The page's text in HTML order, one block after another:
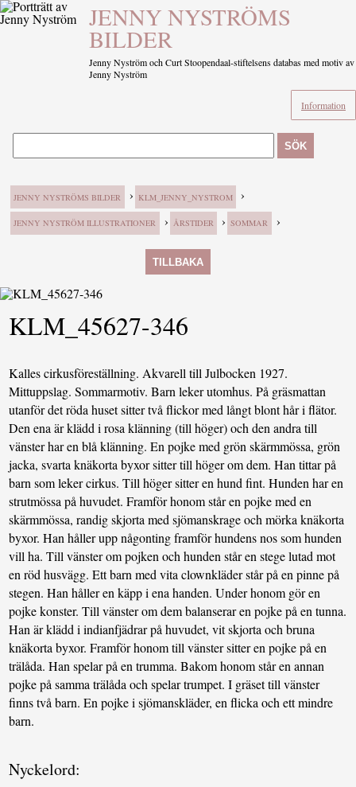
JENNY NYSTRÖMS
BILDER
Jenny Nyström och Curt Stoopendaal-stiftelsens databas med motiv av
Jenny Nyström
Information
SÖK
JENNY NYSTRÖMS BILDER › KLM_JENNY_NYSTROM ›
JENNY NYSTRÖM ILLUSTRATIONER › ÅRSTIDER › SOMMAR ›
TILLBAKA
KLM_45627-346
Kalles cirkusföreställning. Akvarell till Julbocken 1927.
Mittuppslag. Sommarmotiv. Barn leker utomhus. På gräsmattan
utanför det röda huset sitter två flickor med långt blont hår i flätor.
Den ena är klädd i rosa klänning (till höger) och den andra till
vänster har en blå klänning. En pojke med grön skärmmössa, grön
jacka, svarta knäkorta byxor sitter till höger om dem. Han tittar på
barn som leker cirkus. Till höger sitter en hund fint. Hunden har en
strutmössa på huvudet. Framför honom står en pojke med en
skärmmössa, randig skjorta med sjömanskrage och mörka knäkorta
byxor. Han håller upp någonting framför hundens nos som hunden
vill ha. Till vänster om pojken och hunden står en stege lutad mot
en röd husvägg. Ett barn med vita clownkläder står på en pinne på
stegen. Han håller en käpp i ena handen. Under honom gör en
pojke konster. Till vänster om dem balanserar en pojke på en tunna.
Han är klädd i indianfjädrar på huvudet, vit skjorta och bruna
knäkorta byxor. Framför honom till vänster sitter en pojke på en
trälåda. Han spelar på en trumma. Bakom honom står en annan
pojke på samma trälåda och spelar trumpet. I gräset till vänster
finns två barn. En pojke i sjömanskläder, en flicka och ett mindre
barn.
Nyckelord: